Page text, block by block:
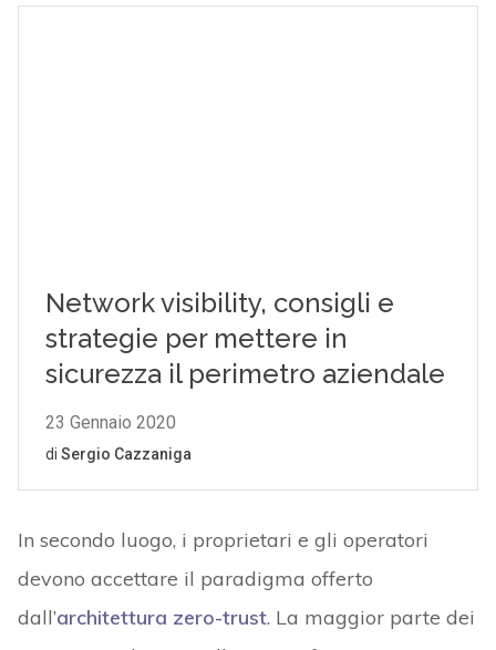
In secondo luogo, i proprietari e gli operatori
devono accettare il paradigma offerto
dall’architettura zero-trust. La maggior parte dei